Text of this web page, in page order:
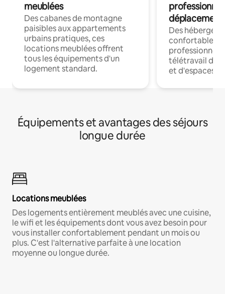
meublées
Des cabanes de montagne
paisibles aux appartements
urbains pratiques, ces
locations meublées offrent
tous les équipements d'un
logement standard.
déplacement
Des
confortables
professionnels
télétravail
et d'espaces
Équipements et avantages des séjours
longue durée
Locations meublées
Des logements entièrement meublés avec une cuisine,
le wifi et les équipements dont vous avez besoin pour
vous installer confortablement pendant un mois ou
plus. C'est l'alternative parfaite à une location
moyenne ou longue durée.